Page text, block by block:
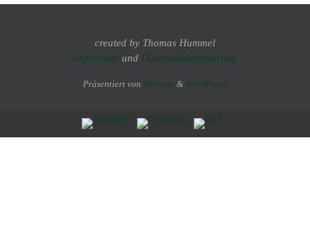
created by Thomas Hummel
Impressum und Datenschutzerklärung
Präsentiert von Nirvana & WordPress.